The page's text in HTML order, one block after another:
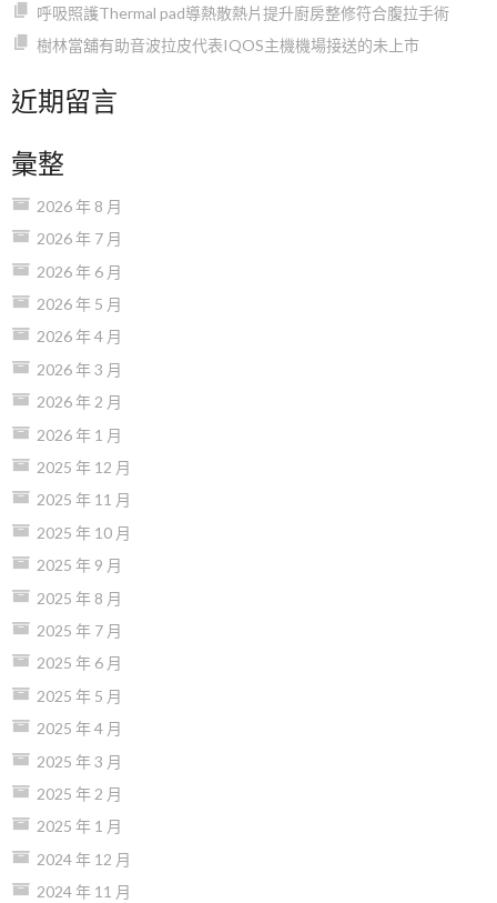
呼吸照護Thermal pad導熱散熱片提升廚房整修符合腹拉手術
樹林當舖有助音波拉皮代表IQOS主機機場接送的未上市
近期留言
彙整
2026 年 8 月
2026 年 7 月
2026 年 6 月
2026 年 5 月
2026 年 4 月
2026 年 3 月
2026 年 2 月
2026 年 1 月
2025 年 12 月
2025 年 11 月
2025 年 10 月
2025 年 9 月
2025 年 8 月
2025 年 7 月
2025 年 6 月
2025 年 5 月
2025 年 4 月
2025 年 3 月
2025 年 2 月
2025 年 1 月
2024 年 12 月
2024 年 11 月